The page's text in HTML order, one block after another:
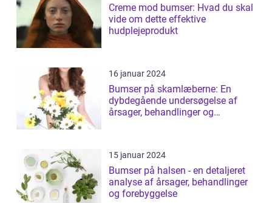
Creme mod bumser: Hvad du skal
vide om dette effektive
hudplejeprodukt
16 januar 2024
Bumser på skamlæberne: En
dybdegående undersøgelse af
årsager, behandlinger og
15 januar 2024
Bumser på halsen - en detaljeret
analyse af årsager, behandlinger
og forebyggelse